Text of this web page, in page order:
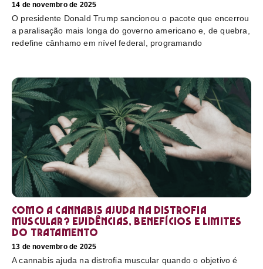
14 de novembro de 2025
O presidente Donald Trump sancionou o pacote que encerrou
a paralisação mais longa do governo americano e, de quebra,
redefine cânhamo em nível federal, programando
Como a cannabis ajuda na distrofia
muscular? Evidências, benefícios e limites
do tratamento
13 de novembro de 2025
A cannabis ajuda na distrofia muscular quando o objetivo é